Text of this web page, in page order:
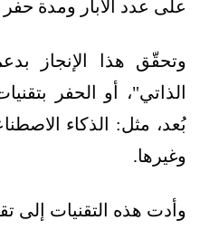
على عدد الآبار ومدة
وتحقّق هذا الإنجاز
الذاتي"، أو الحفر
بُعد، مثل: الذكاء
وغيرها.
وأدت هذه التقنيات إلى